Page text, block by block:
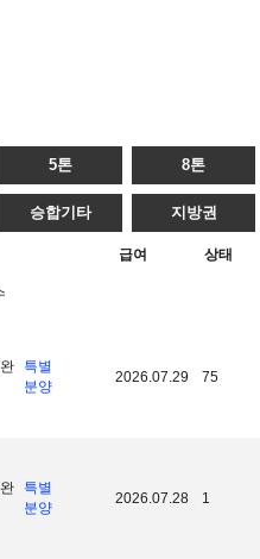
5톤 8톤
승합기타 지방권
급여 상태
특별
분양
2026.07.29 75
특별
분양
2026.07.28 1